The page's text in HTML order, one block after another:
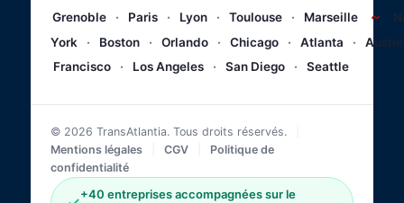
Grenoble · Paris · Lyon · Toulouse · Marseille ~
York
· Boston · Orlando · Chicago · Atlanta ·
Austin
Francisco
· Los Angeles · San Diego · Seattle
© 2026 TransAtlantia. Tous droits réservés.
Mentions légales
CGV
Politique de
confidentialité
+40 entreprises accompagnées sur le